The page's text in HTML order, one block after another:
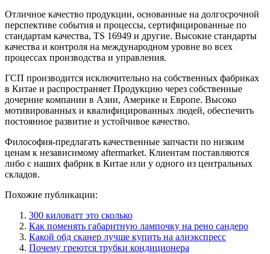
Отличное качество продукции, основанные на долгосрочной
перспективе события и процессы, сертифицированные по
стандартам качества, TS 16949 и другие. Высокие стандарты
качества и контроля на международном уровне во всех
процессах производства и управления.
ГСП производится исключительно на собственных фабриках
в Китае и распространяет Продукцию через собственные
дочерние компании в Азии, Америке и Европе. Высоко
мотивированных и квалифицированных людей, обеспечить
постоянное развитие и устойчивое качество.
Философия-предлагать качественные запчасти по низким
ценам к независимому aftermarket. Клиентам поставляются
либо с наших фабрик в Китае или у одного из центральных
складов.
Похожие публикации:
300 киловатт это сколько
Как поменять габаритную лампочку на рено сандеро
Какой обд сканер лучше купить на алиэкспресс
Почему греются трубки кондиционера